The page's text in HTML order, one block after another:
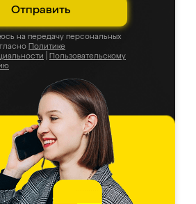
Отправить
на передачу персональных
Политике
Пользовательскому